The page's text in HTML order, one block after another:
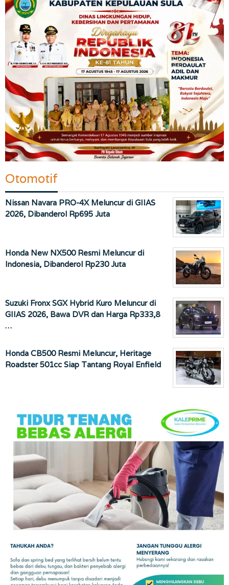
Otomotif
Nissan Navara PRO-4X Meluncur di GIIAS
2026, Dibanderol Rp695 Juta
Honda New NX500 Resmi Meluncur di
Indonesia, Dibanderol Rp230 Juta
Suzuki Fronx SGX Hybrid Kuro Meluncur di
GIIAS 2026, Bawa DVR dan Harga Rp333,8
…
Honda CB500 Resmi Meluncur, Heritage
Roadster 501cc Siap Tantang Royal Enfield